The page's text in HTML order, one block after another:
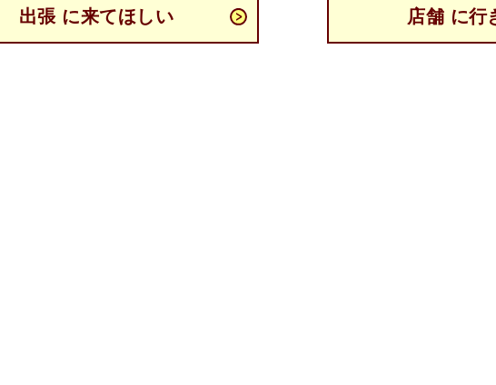
出張 に来てほしい 店舗 に行